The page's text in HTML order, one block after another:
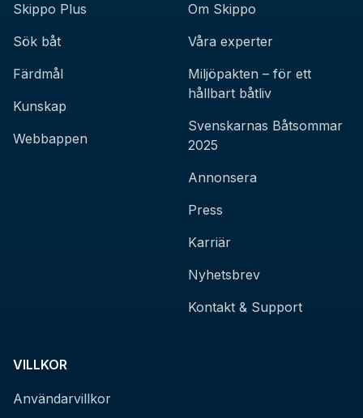
Skippo Plus
Sök båt
Färdmål
Kunskap
Webbappen
Om Skippo
Våra experter
Miljöpakten – för ett
hållbart båtliv
Svenskarnas Båtsommar
2025
Annonsera
Press
Karriär
Nyhetsbrev
Kontakt & Support
VILLKOR
Användarvillkor